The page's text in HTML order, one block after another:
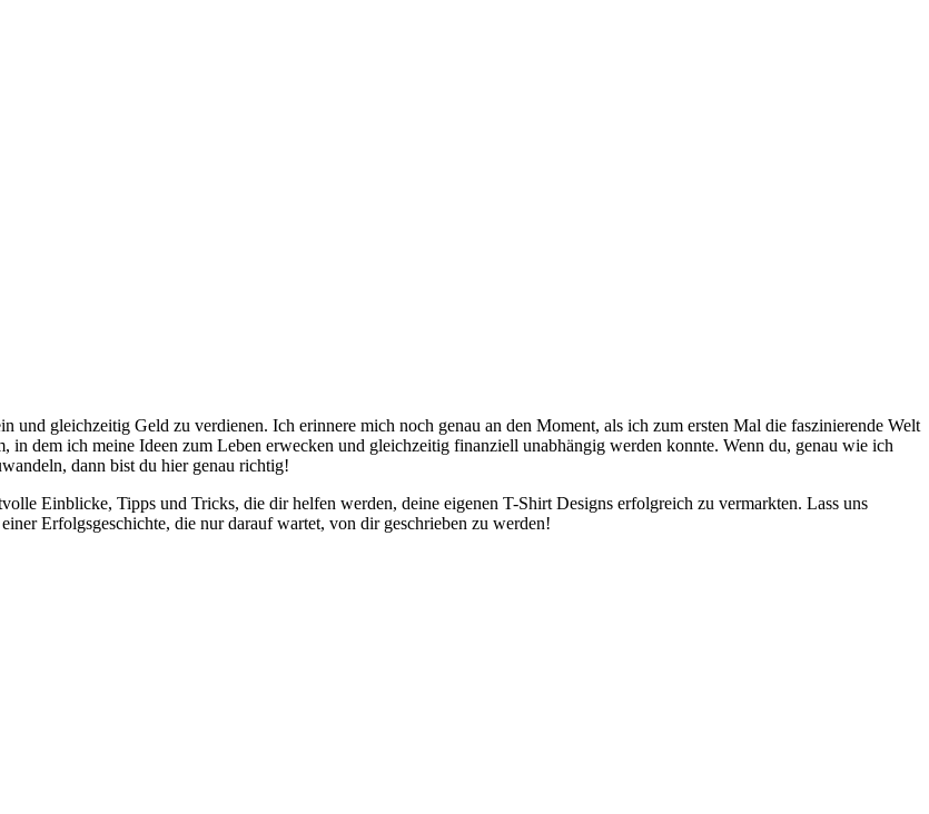
gleichzeitig Geld zu verdienen. Ich ⁣erinnere⁤ mich noch genau an‍ den Moment, als ich zum ersten Mal die faszinierende⁢ Welt
⁢in dem ich meine Ideen zum Leben erwecken und gleichzeitig finanziell unabhängig werden ⁣konnte. Wenn du,‍ genau wie ‍ich
dann bist du hier genau richtig!
Einblicke, Tipps‍ und Tricks,⁤ die dir helfen werden, deine eigenen T-Shirt Designs erfolgreich zu vermarkten. Lass uns
Erfolgsgeschichte, ⁢die nur⁢ darauf wartet, ‌von dir geschrieben zu werden!